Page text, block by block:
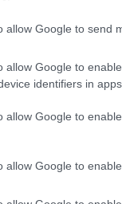
allow Google to send
allow Google to
identifiers in apps.
allow Google to
allow Google to
τη
Ελλάδα».
το
brands
μέρος